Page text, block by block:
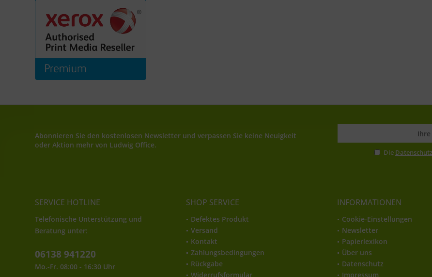
Abonnieren Sie den kostenlosen Newsletter und verpassen Sie keine Neuigkeit
oder Aktion mehr von Ludwig Office.
Die
SERVICE HOTLINE
Telefonische Unterstützung und
Beratung unter:
06138 941220
Mo.-Fr. 08:00 - 16:30 Uhr
SHOP SERVICE
Defektes Produkt
Versand
Kontakt
Zahlungsbedingungen
Rückgabe
Widerrufsformular
INFORMATIONEN
Cookie-Einstellungen
Newsletter
Papierlexikon
Über uns
Datenschutz
Impressum